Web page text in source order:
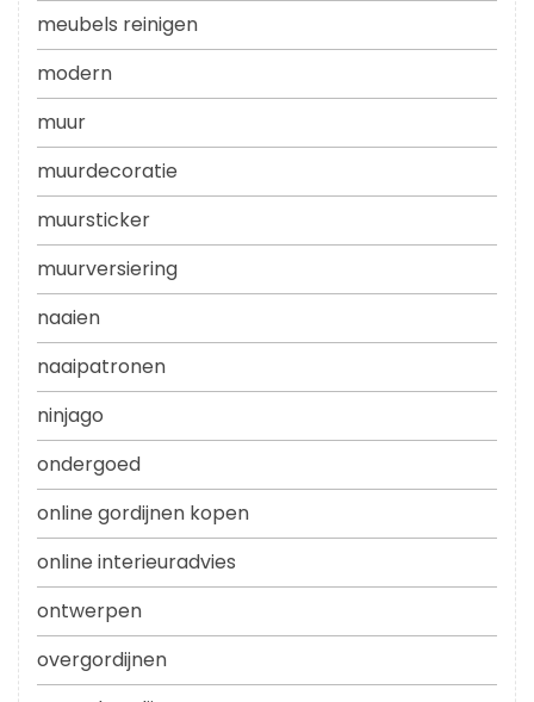
meubels reinigen
modern
muur
muurdecoratie
muursticker
muurversiering
naaien
naaipatronen
ninjago
ondergoed
online gordijnen kopen
online interieuradvies
ontwerpen
overgordijnen